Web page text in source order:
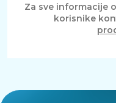
Za sve informacije
korisnike